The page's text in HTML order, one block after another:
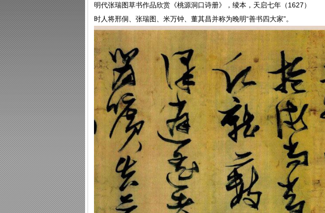
明代张瑞图草书作品欣赏《桃源洞口诗册》，绫本，天启七年（1627）
时人将邢侗、张瑞图、米万钟、董其昌并称为晚明“善书四大家”。